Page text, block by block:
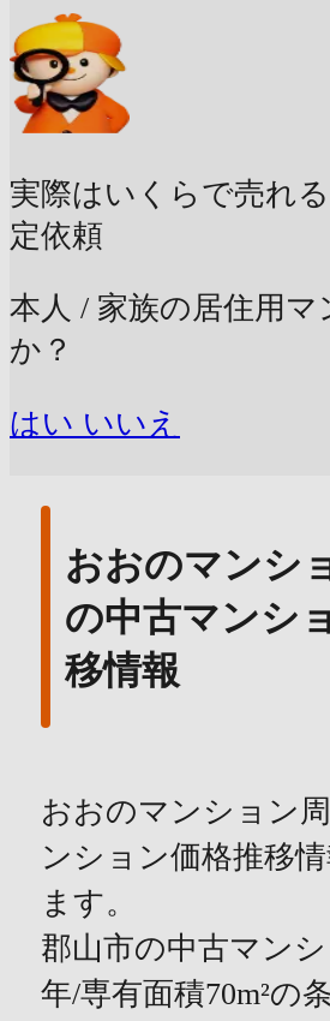
実際はいくらで売れる
定依頼
本人 / 家族の居住用
か？
はい いいえ
おおのマンシ
の中古マンシ
移情報
おおのマンション
ンション価格推移
ます。
郡山市の中古マン
年/専有面積70m²の